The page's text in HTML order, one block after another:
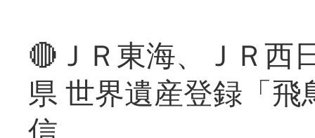
🔴ＪＲ東海、ＪＲ西
県 世界遺産登録「